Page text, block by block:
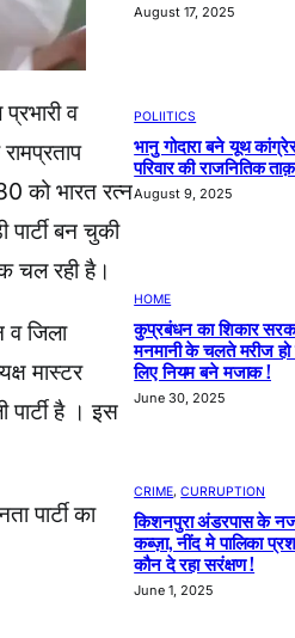
व
को भारत रत्न
बन चुकी
चल रही है।
व जिला
मास्टर
पार्टी है । इस
पार्टी का
August 17, 2025
POLIITICS
भानु गोदारा बने यूथ
परिवार की राजनितिक
August 9, 2025
HOME
कुप्रबंधन का शिकार
मनमानी के चलते मरीज
लिए नियम बने मजाक !
June 30, 2025
CRIME, CURRUPTION
किशनपुरा अंडरपास के
कब्ज़ा, नींद मे पालिका
कौन दे रहा सरंक्षण !
June 1, 2025